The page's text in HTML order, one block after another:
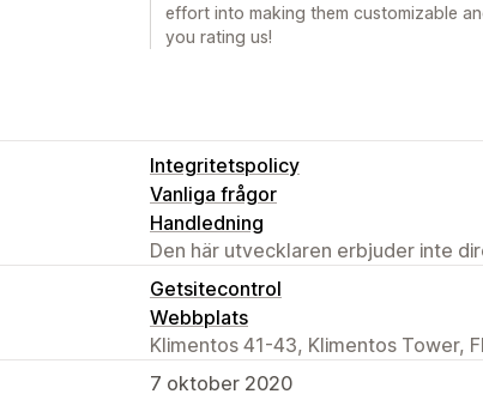
effort into making them customizable
you rating us!
Integritetspolicy
Vanliga frågor
Handledning
Den här utvecklaren erbjuder inte
Getsitecontrol
Webbplats
Klimentos 41-43, Klimentos Tower,
7 oktober 2020